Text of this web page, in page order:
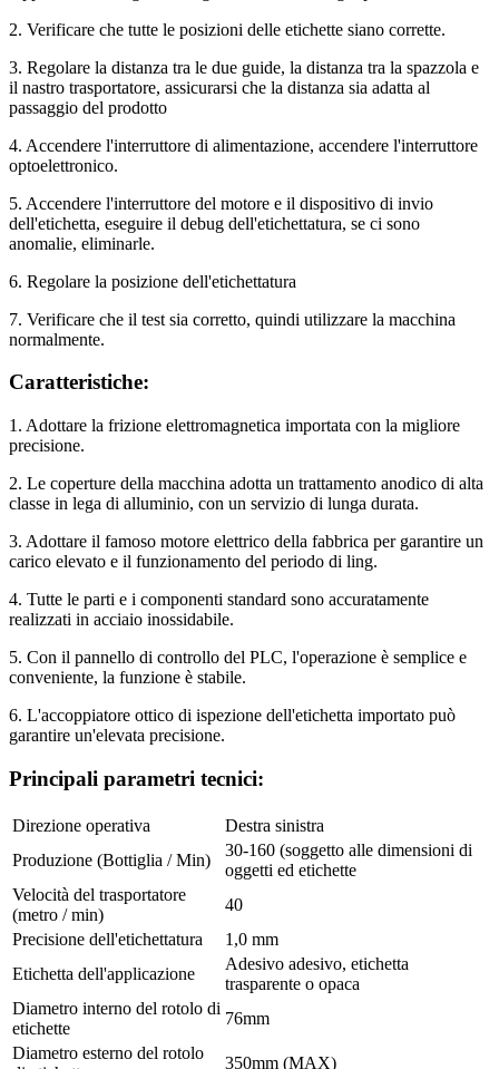
2. Verificare che tutte le posizioni delle etichette siano corrette.
3. Regolare la distanza tra le due guide, la distanza tra la spazzola e
il nastro trasportatore, assicurarsi che la distanza sia adatta al
passaggio del prodotto
4. Accendere l'interruttore di alimentazione, accendere l'interruttore
optoelettronico.
5. Accendere l'interruttore del motore e il dispositivo di invio
dell'etichetta, eseguire il debug dell'etichettatura, se ci sono
anomalie, eliminarle.
6. Regolare la posizione dell'etichettatura
7. Verificare che il test sia corretto, quindi utilizzare la macchina
normalmente.
Caratteristiche:
1. Adottare la frizione elettromagnetica importata con la migliore
precisione.
2. Le coperture della macchina adotta un trattamento anodico di alta
classe in lega di alluminio, con un servizio di lunga durata.
3. Adottare il famoso motore elettrico della fabbrica per garantire un
carico elevato e il funzionamento del periodo di ling.
4. Tutte le parti e i componenti standard sono accuratamente
realizzati in acciaio inossidabile.
5. Con il pannello di controllo del PLC, l'operazione è semplice e
conveniente, la funzione è stabile.
6. L'accoppiatore ottico di ispezione dell'etichetta importato può
garantire un'elevata precisione.
Principali parametri tecnici:
Direzione operativa
Destra sinistra
Produzione (Bottiglia / Min)
30-160 (soggetto alle dimensioni di
oggetti ed etichette
Velocità del trasportatore
(metro / min)
40
Precisione dell'etichettatura
1,0 mm
Etichetta dell'applicazione
Adesivo adesivo, etichetta
trasparente o opaca
Diametro interno del rotolo di
etichette
76mm
Diametro esterno del rotolo
350mm (MAX)